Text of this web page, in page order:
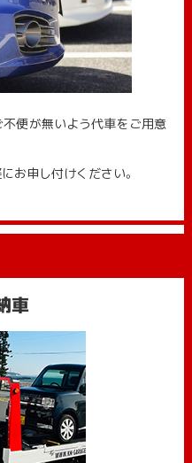
便が無いよう代車をご用意
お申し付けください。
車